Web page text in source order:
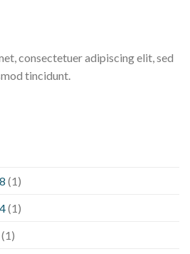
consectetuer adipiscing elit, sed
tincidunt.
(1)
(1)
(1)